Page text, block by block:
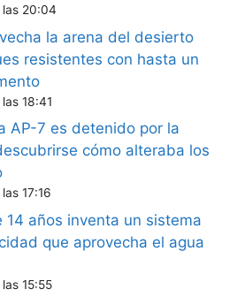
20:04
la arena del desierto
resistentes con hasta un
18:41
AP-7 es detenido por la
cómo alteraba los
17:16
años inventa un sistema
que aprovecha el agua
15:55